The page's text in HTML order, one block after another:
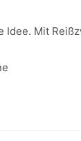
Idee. Mit